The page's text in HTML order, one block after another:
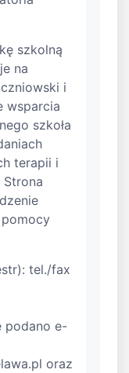
szkolną
na
i
wsparcia
szkoła
terapii i
pomocy
tel./fax
podano e-
oraz